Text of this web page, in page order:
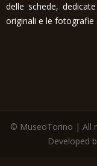
delle schede,
originali e le fotografie
© MuseoTorino | All
Developed